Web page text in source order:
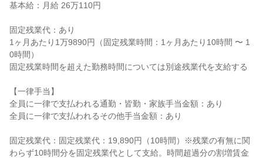
基本給：月給 26万110円
固定残業代：あり
1ヶ月あたり1万9890円（固定残業時間：1ヶ月あたり10時間 〜 1
0時間）
固定残業時間を超えた勤務時間については別途残業代を支給する
【一律手当】
全員に一律で支払われる通勤・皆勤・家族手当金額：あり
全員に一律で支払われるその他手当金額：あり
固定残業代：固定残業代：19,890円（10時間）※残業の有無に関
わらず10時間分を固定残業代として支給。時間超過分の割増賃金